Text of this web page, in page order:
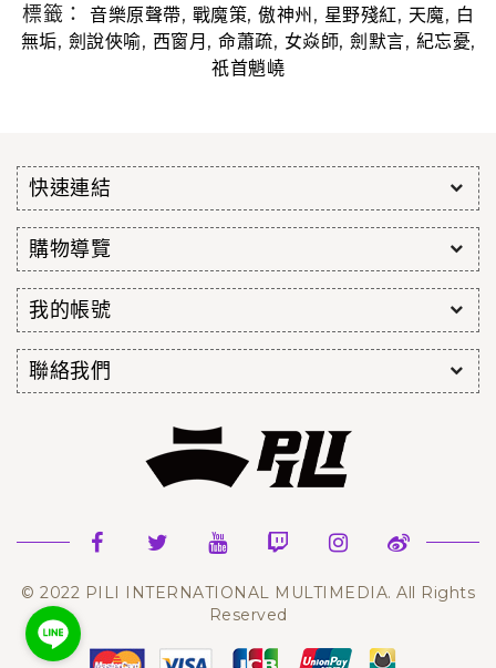
標籤： 音樂原聲帶, 戰魔策, 傲神州 , 星野殘紅, 天魔, 白
無垢, 劍說俠喻, 西窗月 , 命蕭疏, 女焱師, 劍默言, 紀忘憂,
祇首魈嶢
快速連結
購物導覽
我的帳號
聯絡我們
© 2022 PILI INTERNATIONAL MULTIMEDIA. All Rights
Reserved